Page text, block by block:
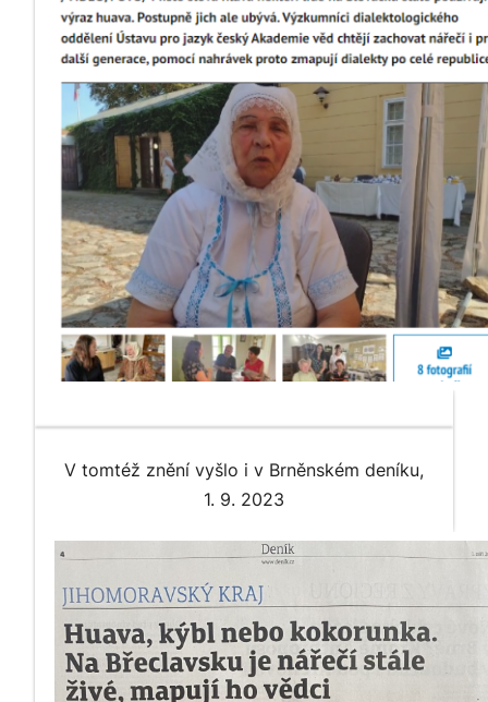
V tomtéž znění vyšlo i v Brněnském deníku,
1. 9. 2023